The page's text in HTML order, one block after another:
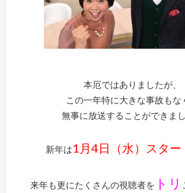
本厄ではありましたが、
この一年特に大きな事故もな
無事に放送することができま
新年は1月4日（水）スター
来年も更にたくさんの視聴者を トリ